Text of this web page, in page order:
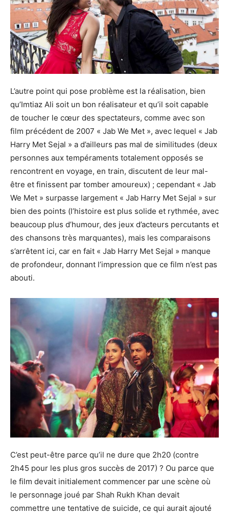
L’autre point qui pose problème est la réalisation, bien
qu’Imtiaz Ali soit un bon réalisateur et qu’il soit capable
de toucher le cœur des spectateurs, comme avec son
film précédent de 2007 « Jab We Met », avec lequel « Jab
Harry Met Sejal » a d’ailleurs pas mal de similitudes (deux
personnes aux tempéraments totalement opposés se
rencontrent en voyage, en train, discutent de leur mal-
être et finissent par tomber amoureux) ; cependant « Jab
We Met » surpasse largement « Jab Harry Met Sejal » sur
bien des points (l’histoire est plus solide et rythmée, avec
beaucoup plus d’humour, des jeux d’acteurs percutants et
des chansons très marquantes), mais les comparaisons
s’arrêtent ici, car en fait « Jab Harry Met Sejal » manque
de profondeur, donnant l’impression que ce film n’est pas
abouti.
C’est peut-être parce qu’il ne dure que 2h20 (contre
2h45 pour les plus gros succès de 2017) ? Ou parce que
le film devait initialement commencer par une scène où
le personnage joué par Shah Rukh Khan devait
commettre une tentative de suicide, ce qui aurait ajouté